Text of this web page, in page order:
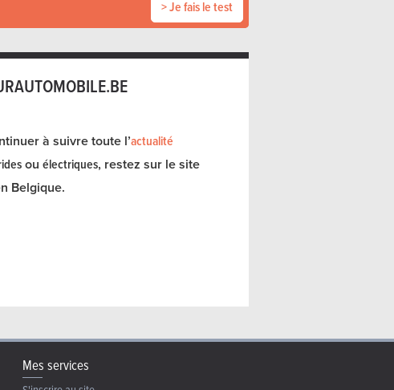
> Je fais le test
à suivre toute l’actualité
ou électriques, restez sur le site
Belgique.
Mes services